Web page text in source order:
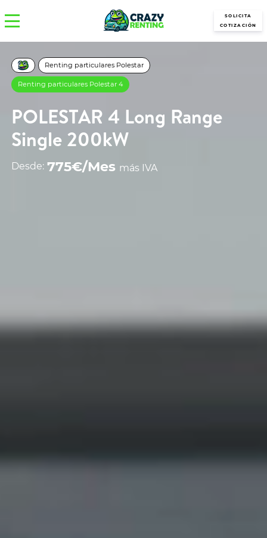
SOLICITA
COTIZACIÓN
Renting particulares Polestar
Renting particulares Polestar 4
POLESTAR 4 Long Range
Single 200kW
Desde: 775€/Mes más IVA